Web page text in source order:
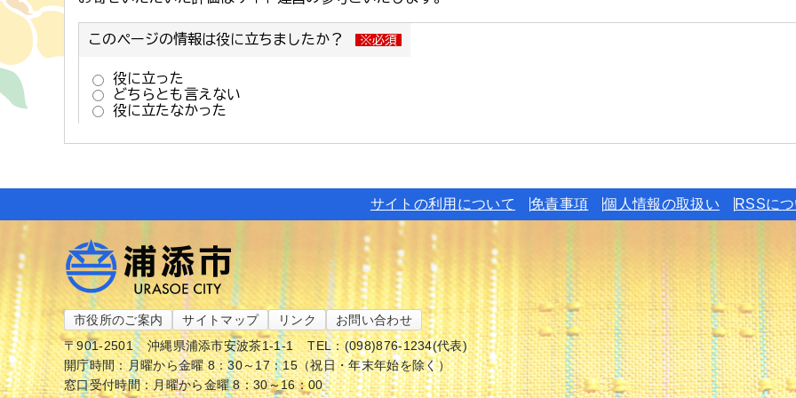
サイトの利用について 免責事項 個人情報の取扱い RSSに
市役所のご案内 サイトマップ リンク
お問い合わせ
〒901-2501
沖縄県浦添市安波茶1-1-1
TEL：(098)876-1234(代表)
開庁時間：月曜から金曜 8：30～17：15（祝日・年末年始を除く）
窓口受付時間：月曜から金曜 8：30～16：00